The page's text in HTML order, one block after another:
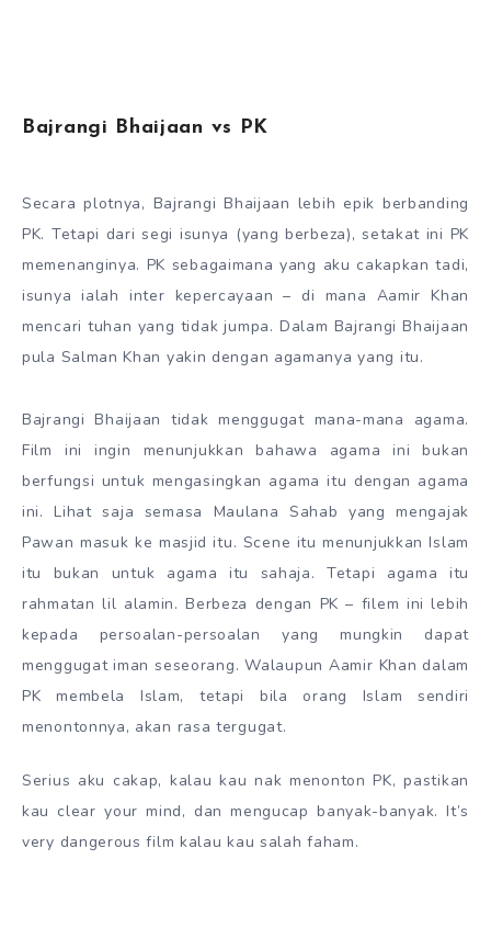
Bajrangi Bhaijaan vs PK
Secara plotnya, Bajrangi Bhaijaan lebih epik berbanding
PK. Tetapi dari segi isunya (yang berbeza), setakat ini PK
memenanginya. PK sebagaimana yang aku cakapkan tadi,
isunya ialah inter kepercayaan – di mana Aamir Khan
mencari tuhan yang tidak jumpa. Dalam Bajrangi Bhaijaan
pula Salman Khan yakin dengan agamanya yang itu.
Bajrangi Bhaijaan tidak menggugat mana-mana agama.
Film ini ingin menunjukkan bahawa agama ini bukan
berfungsi untuk mengasingkan agama itu dengan agama
ini. Lihat saja semasa Maulana Sahab yang mengajak
Pawan masuk ke masjid itu. Scene itu menunjukkan Islam
itu bukan untuk agama itu sahaja. Tetapi agama itu
rahmatan lil alamin. Berbeza dengan PK – filem ini lebih
kepada persoalan-persoalan yang mungkin dapat
menggugat iman seseorang. Walaupun Aamir Khan dalam
PK membela Islam, tetapi bila orang Islam sendiri
menontonnya, akan rasa tergugat.
Serius aku cakap, kalau kau nak menonton PK, pastikan
kau clear your mind, dan mengucap banyak-banyak. It’s
very dangerous film kalau kau salah faham.